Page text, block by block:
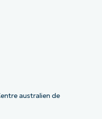
australien de